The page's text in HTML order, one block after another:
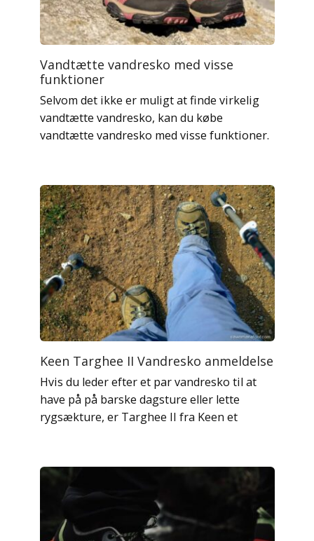
Vandtætte vandresko med visse
funktioner
Selvom det ikke er muligt at finde virkelig
vandtætte vandresko, kan du købe
vandtætte vandresko med visse funktioner.
Keen Targhee II Vandresko anmeldelse
Hvis du leder efter et par vandresko til at
have på på barske dagsture eller lette
rygsækture, er Targhee II fra Keen et